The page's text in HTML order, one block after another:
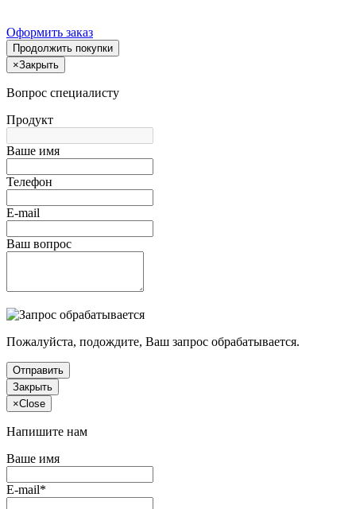
Оформить заказ
Продолжить покупки
×Закрыть
Вопрос специалисту
Продукт
Ваше имя
Телефон
E-mail
Ваш вопрос
Пожалуйста, подождите, Ваш запрос обрабатывается.
Отправить
Закрыть
×Close
Напишите нам
Ваше имя
E-mail*